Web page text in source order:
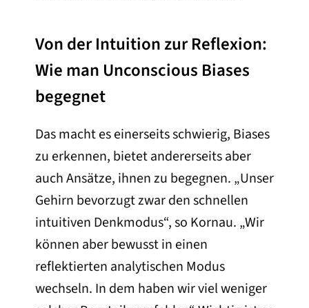
Von der Intuition zur Reflexion:
Wie man Unconscious Biases
begegnet
Das macht es einerseits schwierig, Biases
zu erkennen, bietet andererseits aber
auch Ansätze, ihnen zu begegnen. „Unser
Gehirn bevorzugt zwar den schnellen
intuitiven Denkmodus“, so Kornau. „Wir
können aber bewusst in einen
reflektierten analytischen Modus
wechseln. In dem haben wir viel weniger